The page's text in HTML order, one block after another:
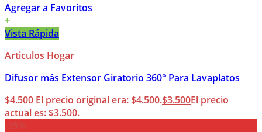
Agregar a Favoritos
+
Vista Rápida
Articulos Hogar
Difusor más Extensor Giratorio 360° Para Lavaplatos
$4.500 El precio original era: $4.500.$3.500El precio
actual es: $3.500.